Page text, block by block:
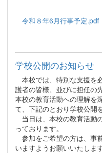
令和８年6月行事予定.pdf
学校公開のお知らせ
本校では、特別な支援を
護者の皆様、並びに担任の
本校の教育活動への理解を
て、下記のとおり学校公開
当日は、本校の教育活動
っております。
参加をご希望の方は、事
いますようお願いいたします